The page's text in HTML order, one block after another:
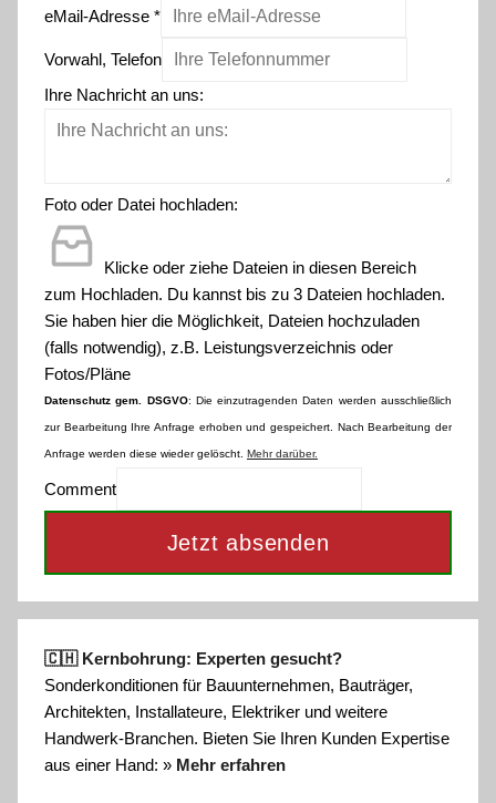
eMail-Adresse *
Vorwahl, Telefon
Ihre Nachricht an uns:
Foto oder Datei hochladen:
Klicke oder ziehe Dateien in diesen Bereich
zum Hochladen. Du kannst bis zu 3 Dateien hochladen.
Sie haben hier die Möglichkeit, Dateien hochzuladen
(falls notwendig), z.B. Leistungsverzeichnis oder
Fotos/Pläne
Datenschutz gem. DSGVO: Die einzutragenden Daten werden ausschließlich
zur Bearbeitung Ihre Anfrage erhoben und gespeichert. Nach Bearbeitung der
Anfrage werden diese wieder gelöscht. Mehr darüber.
Comment
Jetzt absenden
🇨🇭 Kernbohrung: Experten gesucht?
Sonderkonditionen für Bauunternehmen, Bauträger,
Architekten, Installateure, Elektriker und weitere
Handwerk-Branchen. Bieten Sie Ihren Kunden Expertise
aus einer Hand: » Mehr erfahren